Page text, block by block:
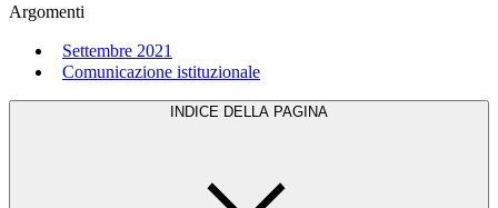
Argomenti
Settembre 2021
Comunicazione istituzionale
INDICE DELLA PAGINA